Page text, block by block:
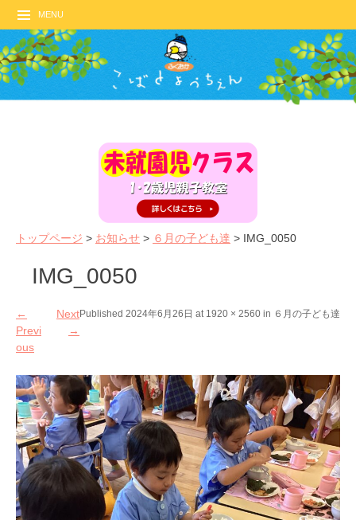
MENU
トップページ > お知らせ > ６月の子ども達 > IMG_0050
IMG_0050
Published 2024年6月26日 at 1920 × 2560 in ６月の子ども達
←
Previ
ous
Next
→